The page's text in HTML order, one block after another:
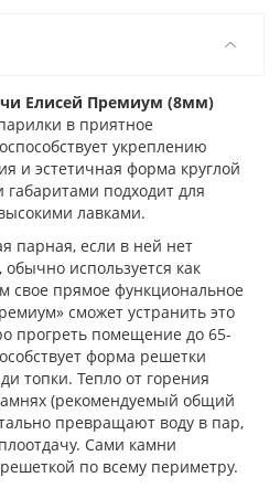
Елисей Премиум (8мм)
в приятное
укреплению
и эстетичная форма круглой
подходит для
лавками.
парная, если в ней нет
используется как
свое прямое функциональное
сможет устранить это
прогреть помещение до 65-
форма решетки
топки. Тепло от горения
(рекомендуемый общий
превращают воду в пар,
Сами камни
по всему периметру.